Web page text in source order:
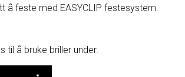
å feste med EASYCLIP festesystem.
til å bruke briller under.